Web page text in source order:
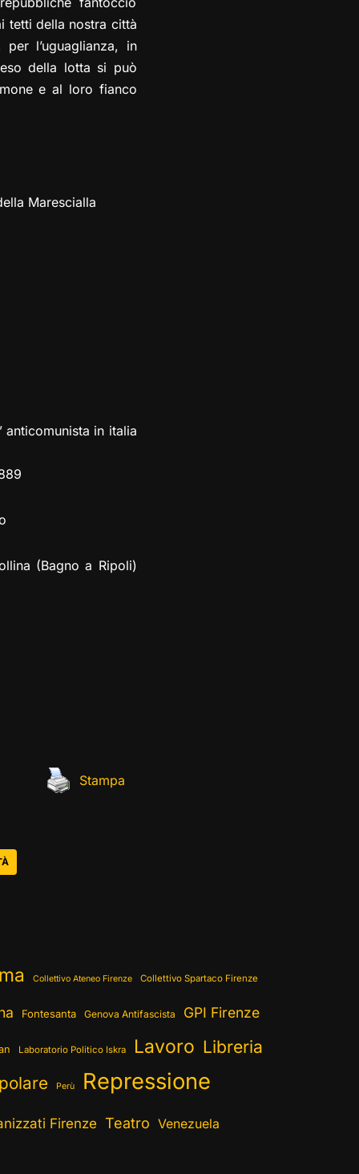
tetti della nostra città
l’uguaglianza, in
della lotta si può
e al loro fianco
Marescialla
anticomunista in italia
(Bagno a Ripoli)
Stampa
Collettivo Ateneo Firenze Collettivo Spartaco Firenze
Fontesanta Genova Antifascista GPI Firenze
Laboratorio Politico Iskra Lavoro Libreria
Perù Repressione
Firenze Teatro Venezuela